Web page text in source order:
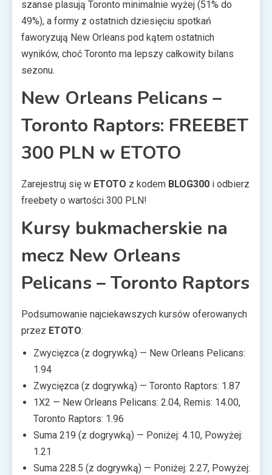
szanse plasują Toronto minimalnie wyżej (51% do
49%), a formy z ostatnich dziesięciu spotkań
faworyzują New Orleans pod kątem ostatnich
wyników, choć Toronto ma lepszy całkowity bilans
sezonu.
New Orleans Pelicans –
Toronto Raptors: FREEBET
300 PLN w ETOTO
Zarejestruj się w ETOTO z kodem BLOG300 i odbierz
freebety o wartości 300 PLN!
Kursy bukmacherskie na
mecz New Orleans
Pelicans – Toronto Raptors
Podsumowanie najciekawszych kursów oferowanych
przez ETOTO:
Zwycięzca (z dogrywką) — New Orleans Pelicans:
1.94
Zwycięzca (z dogrywką) — Toronto Raptors: 1.87
1X2 — New Orleans Pelicans: 2.04, Remis: 14.00,
Toronto Raptors: 1.96
Suma 219 (z dogrywką) — Poniżej: 4.10, Powyżej:
1.21
Suma 228.5 (z dogrywką) — Poniżej: 2.27, Powyżej: